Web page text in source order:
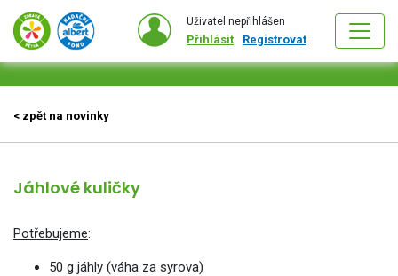
Uživatel nepřihlášen
Přihlásit Registrovat
< zpět na novinky
Jáhlové kuličky
Potřebujeme:
50 g jáhly (váha za syrova)